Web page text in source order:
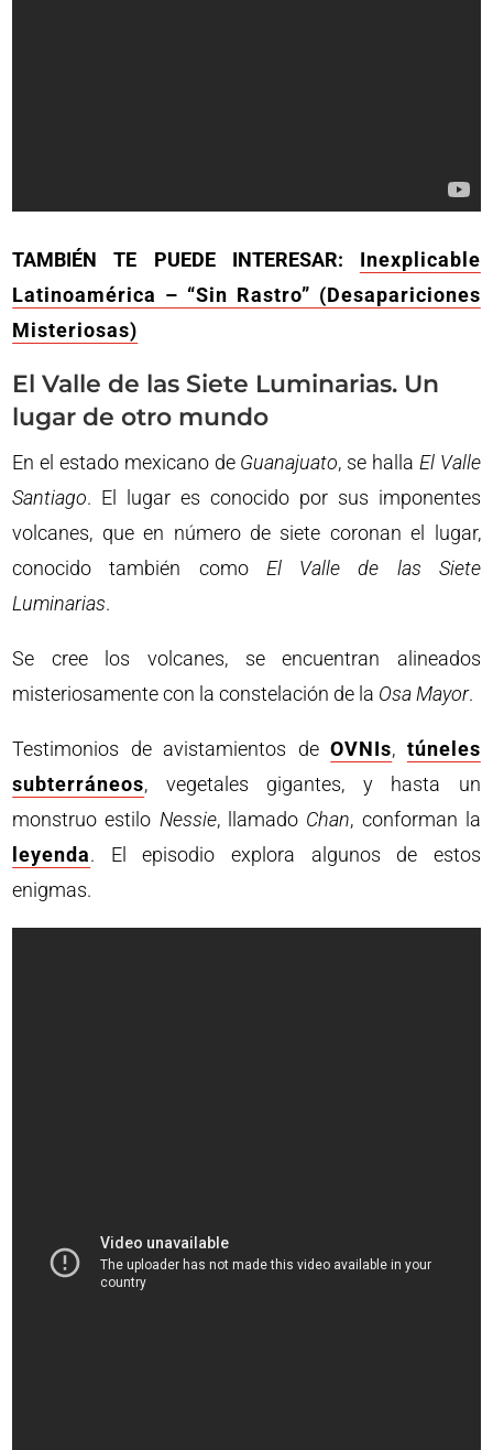
TAMBIÉN TE PUEDE INTERESAR:
Inexplicable
Latinoamérica – “Sin Rastro” (Desapariciones
Misteriosas)
El Valle de las Siete Luminarias. Un
lugar de otro mundo
En el estado mexicano de Guanajuato, se halla El Valle
Santiago. El lugar es conocido por sus imponentes
volcanes, que en número de siete coronan el lugar,
conocido también como El
Valle de las Siete
Luminarias.
Se cree los volcanes, se encuentran alineados
misteriosamente con la constelación de la Osa Mayor.
Testimonios de avistamientos deOVNIs, túneles
subterráneos, vegetales gigantes, y hasta un
monstruo estilo Nessie, llamado Chan, conforman la
leyenda. El episodio explora algunos de estos
enigmas.